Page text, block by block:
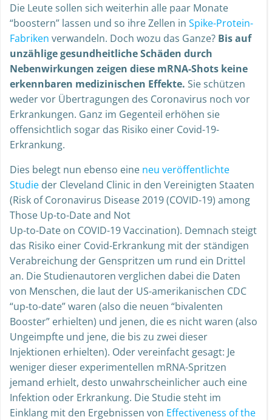
Die Leute sollen sich weiterhin alle paar Monate
“boostern” lassen und so ihre Zellen in Spike-Protein-
Fabriken verwandeln. Doch wozu das Ganze? Bis auf
unzählige gesundheitliche Schäden durch
Nebenwirkungen zeigen diese mRNA-Shots keine
erkennbaren medizinischen Effekte. Sie schützen
weder vor Übertragungen des Coronavirus noch vor
Erkrankungen. Ganz im Gegenteil erhöhen sie
offensichtlich sogar das Risiko einer Covid-19-
Erkrankung.
Dies belegt nun ebenso eine neu veröffentlichte
Studie der Cleveland Clinic in den Vereinigten Staaten
(Risk of Coronavirus Disease 2019 (COVID-19) among
Those Up-to-Date and Not
Up-to-Date on COVID-19 Vaccination). Demnach steigt
das Risiko einer Covid-Erkrankung mit der ständigen
Verabreichung der Genspritzen um rund ein Drittel
an. Die Studienautoren verglichen dabei die Daten
von Menschen, die laut der US-amerikanischen CDC
“up-to-date” waren (also die neuen “bivalenten
Booster” erhielten) und jenen, die es nicht waren (also
Ungeimpfte und jene, die bis zu zwei dieser
Injektionen erhielten). Oder vereinfacht gesagt: Je
weniger dieser experimentellen mRNA-Spritzen
jemand erhielt, desto unwahrscheinlicher auch eine
Infektion oder Erkrankung. Die Studie steht im
Einklang mit den Ergebnissen von Effectiveness of the